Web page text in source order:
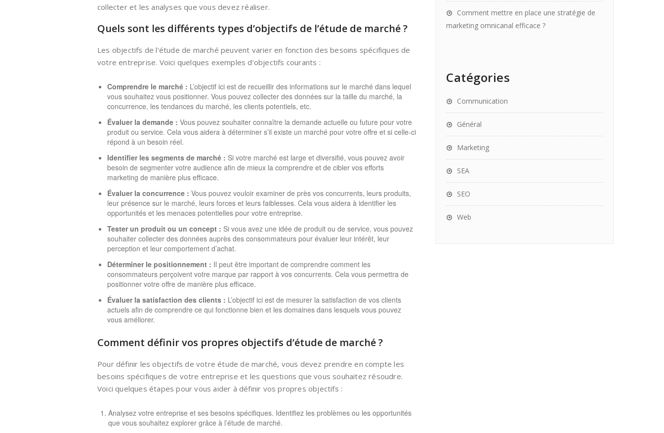
collecter et les analyses que vous devez réaliser.
Quels sont les différents types d’objectifs de l’étude de marché ?
Les objectifs de l’étude de marché peuvent varier en fonction des besoins spécifiques de
votre entreprise. Voici quelques exemples d’objectifs courants :
Comprendre le marché : L’objectif ici est de recueillir des informations sur le marché dans lequel
vous souhaitez vous positionner. Vous pouvez collecter des données sur la taille du marché, la
concurrence, les tendances du marché, les clients potentiels, etc.
Évaluer la demande : Vous pouvez souhaiter connaître la demande actuelle ou future pour votre
produit ou service. Cela vous aidera à déterminer s’il existe un marché pour votre offre et si celle-ci
répond à un besoin réel.
Identifier les segments de marché : Si votre marché est large et diversifié, vous pouvez avoir
besoin de segmenter votre audience afin de mieux la comprendre et de cibler vos efforts
marketing de manière plus efficace.
Évaluer la concurrence : Vous pouvez vouloir examiner de près vos concurrents, leurs produits,
leur présence sur le marché, leurs forces et leurs faiblesses. Cela vous aidera à identifier les
opportunités et les menaces potentielles pour votre entreprise.
Tester un produit ou un concept : Si vous avez une idée de produit ou de service, vous pouvez
souhaiter collecter des données auprès des consommateurs pour évaluer leur intérêt, leur
perception et leur comportement d’achat.
Déterminer le positionnement : Il peut être important de comprendre comment les
consommateurs perçoivent votre marque par rapport à vos concurrents. Cela vous permettra de
positionner votre offre de manière plus efficace.
Évaluer la satisfaction des clients : L’objectif ici est de mesurer la satisfaction de vos clients
actuels afin de comprendre ce qui fonctionne bien et les domaines dans lesquels vous pouvez
vous améliorer.
Comment définir vos propres objectifs d’étude de marché ?
Pour définir les objectifs de votre étude de marché, vous devez prendre en compte les
besoins spécifiques de votre entreprise et les questions que vous souhaitez résoudre.
Voici quelques étapes pour vous aider à définir vos propres objectifs :
Analysez votre entreprise et ses besoins spécifiques. Identifiez les problèmes ou les opportunités
que vous souhaitez explorer grâce à l’étude de marché.
Comment mettre en place une stratégie de
marketing omnicanal efficace ?
Catégories
Communication
Général
Marketing
SEA
SEO
Web